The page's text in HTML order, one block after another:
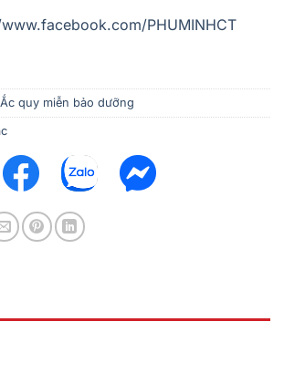
PHUMINHCT
Ắc quy miễn bảo dưỡng